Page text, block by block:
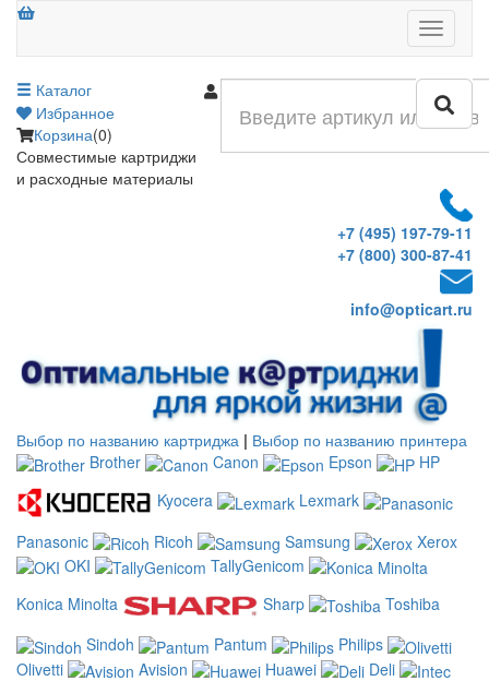
Меню
Каталог
Избранное
Корзина(0)
Совместимые картриджи
и расходные материалы
+7 (495) 197-79-11
+7 (800) 300-87-41
info@opticart.ru
Выбор по названию картриджа | Выбор по названию принтера
Brother
Canon Epson
HP
Kyocera
Lexmark
Panasonic
Ricoh Samsung
Xerox
OKI
TallyGenicom
Konica Minolta
Sharp
Toshiba
Sindoh
Pantum
Philips
Olivetti
Avision Huawei
Deli